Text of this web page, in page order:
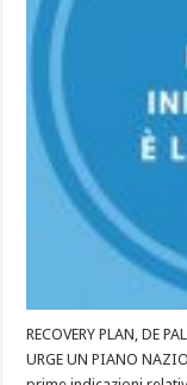
RECOVERY PLAN, DE
URGE UN PIANO